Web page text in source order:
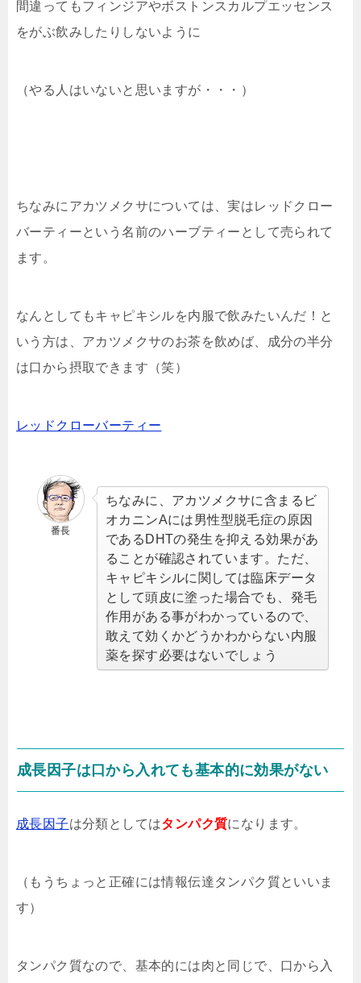
間違ってもフィンジアやボストンスカルプエッセンス
をがぶ飲みしたりしないように
（やる人はいないと思いますが・・・）
ちなみにアカツメクサについては、実はレッドクロー
バーティーという名前のハーブティーとして売られて
ます。
なんとしてもキャピキシルを内服で飲みたいんだ！と
いう方は、アカツメクサのお茶を飲めば、成分の半分
は口から摂取できます（笑）
レッドクローバーティー
番長
ちなみに、アカツメクサに含まるビ
オカニンAには男性型脱毛症の原因
であるDHTの発生を抑える効果があ
ることが確認されています。ただ、
キャピキシルに関しては臨床データ
として頭皮に塗った場合でも、発毛
作用がある事がわかっているので、
敢えて効くかどうかわからない内服
薬を探す必要はないでしょう
成長因子は口から入れても基本的に効果がない
成長因子は分類としてはタンパク質になります。
（もうちょっと正確には情報伝達タンパク質といいま
す）
タンパク質なので、基本的には肉と同じで、口から入